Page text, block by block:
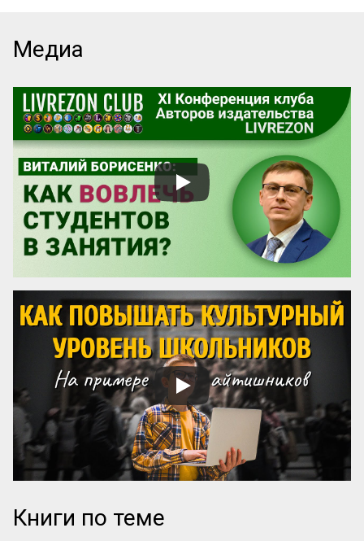
Первой ступенью в образовании понятия,
наиболее часто проявляющейся в
поведении ребенка раннего возраста,
является образование неоформленного
и неупорядоченного множества,
выделение кучи каких-либо предметов
тогда, когда он стоит перед задачей,
которую мы, взрослые, разрешаем
обычно с помощью образ...
Медиа
Книги по теме